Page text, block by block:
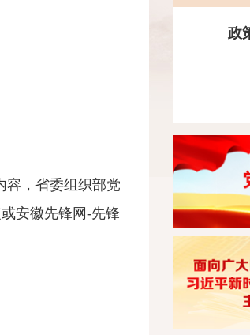
政
，省委组织部党
安徽先锋网-先锋